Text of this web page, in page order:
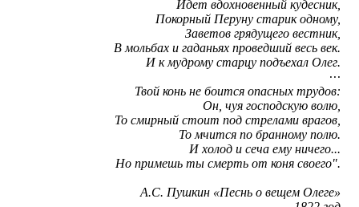
Идет вдохновенный кудесник,
Покорный Перуну старик одному,
Заветов грядущего вестник,
В мольбах и гаданьях проведший весь век.
И к мудрому старцу подъехал Олег.
···
Твой конь не боится опасных трудов:
Он, чуя господскую волю,
То смирный стоит под стрелами врагов,
То мчится по бранному полю.
И холод и сеча ему ничего...
Но примешь ты смерть от коня своего".
А.С. Пушкин «Песнь о вещем Олеге»